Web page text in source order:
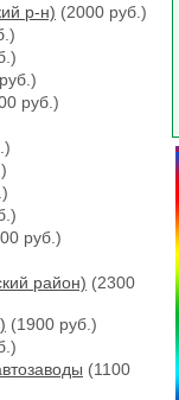
р-н) (2000 руб.)
руб.)
руб.)
район) (2300
(1900 руб.)
(1100